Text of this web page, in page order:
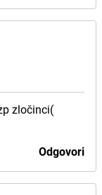
zločinci(
Odgovori